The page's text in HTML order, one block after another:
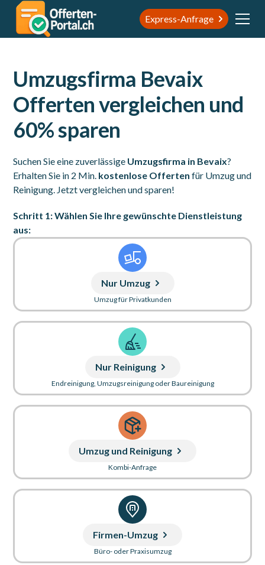
Express-Anfrage
Umzugsfirma Bevaix
Offerten vergleichen und
60% sparen
Suchen Sie eine zuverlässige Umzugsfirma in Bevaix?
Erhalten Sie in 2 Min. kostenlose Offerten für Umzug und
Reinigung. Jetzt vergleichen und sparen!
Schritt 1: Wählen Sie Ihre gewünschte Dienstleistung
aus:
Nur Umzug
Umzug für Privatkunden
Nur Reinigung
Endreinigung, Umzugsreinigung oder Baureinigung
Umzug und Reinigung
Kombi-Anfrage
Firmen-Umzug
Büro- oder Praxisumzug